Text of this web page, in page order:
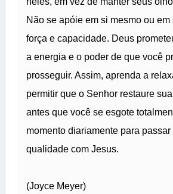
Não se apóie em si mesmo ou em
força e capacidade. Deus
a energia e o poder de que você
prosseguir. Assim, aprenda a
permitir que o Senhor restaure
antes que você se esgote
momento diariamente para passar
qualidade com Jesus.
(Joyce Meyer)